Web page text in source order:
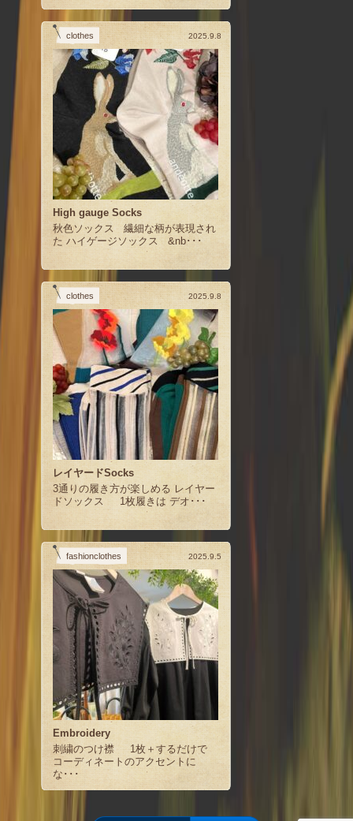
clothes 2025.9.8
High gauge Socks
秋色ソックス 繊細な柄が表現され
た ハイゲージソックス &nb･･･
clothes 2025.9.8
レイヤードSocks
3通りの履き方が楽しめる レイヤー
ドソックス 1枚履きは デオ･･･
fashionclothes 2025.9.5
Embroidery
刺繍のつけ襟 1枚＋するだけで
コーディネートのアクセントに
な･･･